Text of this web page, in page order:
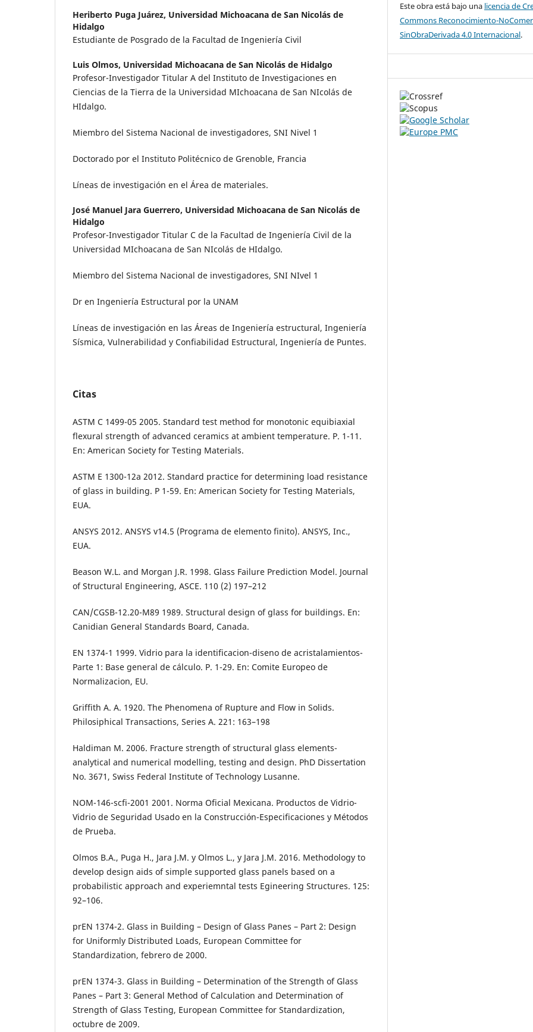
Heriberto Puga Juárez, Universidad Michoacana de San Nicolás de
Hidalgo
Estudiante de Posgrado de la Facultad de Ingeniería Civil
Luis Olmos, Universidad Michoacana de San Nicolás de Hidalgo
Profesor-Investigador Titular A del Instituto de Investigaciones en
Ciencias de la Tierra de la Universidad MIchoacana de San NIcolás de
HIdalgo.
Miembro del Sistema Nacional de investigadores, SNI Nivel 1
Doctorado por el Instituto Politécnico de Grenoble, Francia
Líneas de investigación en el Área de materiales.
José Manuel Jara Guerrero, Universidad Michoacana de San Nicolás de
Hidalgo
Profesor-Investigador Titular C de la Facultad de Ingeniería Civil de la
Universidad MIchoacana de San NIcolás de HIdalgo.
Miembro del Sistema Nacional de investigadores, SNI NIvel 1
Dr en Ingenierí­a Estructural por la UNAM
Lí­neas de investigación en las Áreas de Ingenierí­a estructural, Ingenierí­a
Sísmica, Vulnerabilidad y Confiabilidad Estructural, Ingeniería de Puntes.
Citas
ASTM C 1499-05 2005. Standard test method for monotonic equibiaxial
flexural strength of advanced ceramics at ambient temperature. P. 1-11.
En: American Society for Testing Materials.
ASTM E 1300-12a 2012. Standard practice for determining load resistance
of glass in building. P 1-59. En: American Society for Testing Materials,
EUA.
ANSYS 2012. ANSYS v14.5 (Programa de elemento finito). ANSYS, Inc.,
EUA.
Beason W.L. and Morgan J.R. 1998. Glass Failure Prediction Model. Journal
of Structural Engineering, ASCE. 110 (2) 197–212
CAN/CGSB-12.20-M89 1989. Structural design of glass for buildings. En:
Canidian General Standards Board, Canada.
EN 1374-1 1999. Vidrio para la identificacion-diseno de acristalamientos-
Parte 1: Base general de cálculo. P. 1-29. En: Comite Europeo de
Normalizacion, EU.
Griffith A. A. 1920. The Phenomena of Rupture and Flow in Solids.
Philosiphical Transactions, Series A. 221: 163–198
Haldiman M. 2006. Fracture strength of structural glass elements-
analytical and numerical modelling, testing and design. PhD Dissertation
No. 3671, Swiss Federal Institute of Technology Lusanne.
NOM-146-scfi-2001 2001. Norma Oficial Mexicana. Productos de Vidrio-
Vidrio de Seguridad Usado en la Construcción-Especificaciones y Métodos
de Prueba.
Olmos B.A., Puga H., Jara J.M. y Olmos L., y Jara J.M. 2016. Methodology to
develop design aids of simple supported glass panels based on a
probabilistic approach and experiemntal tests Egineering Structures. 125:
92–106.
prEN 1374-2. Glass in Building – Design of Glass Panes – Part 2: Design
for Uniformly Distributed Loads, European Committee for
Standardization, febrero de 2000.
prEN 1374-3. Glass in Building – Determination of the Strength of Glass
Panes – Part 3: General Method of Calculation and Determination of
Strength of Glass Testing, European Committee for Standardization,
octubre de 2009.
Este obra está bajo una licencia de
Commons Reconocimiento-
SinObraDerivada 4.0 Internacional.